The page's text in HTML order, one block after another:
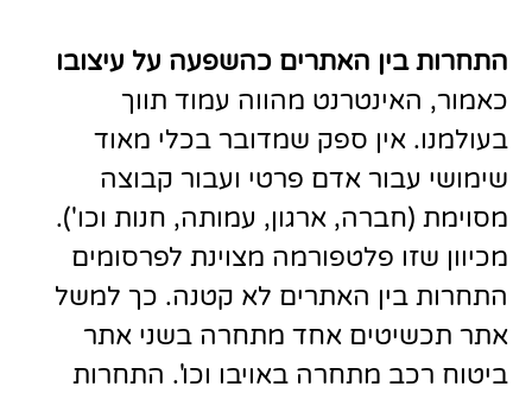
התחרות בין האתרים כהשפעה על עיצובו
כאמור, האינטרנט מהווה עמוד תווך
בעולמנו. אין ספק שמדובר בכלי מאוד
שימושי עבור אדם פרטי ועבור קבוצה
מסוימת (חברה, ארגון, עמותה, חנות וכו').
מכיוון שזו פלטפורמה מצוינת לפרסומים
התחרות בין האתרים לא קטנה. כך למשל
אתר תכשיטים אחד מתחרה בשני אתר
ביטוח רכב מתחרה באויבו וכו'. התחרות